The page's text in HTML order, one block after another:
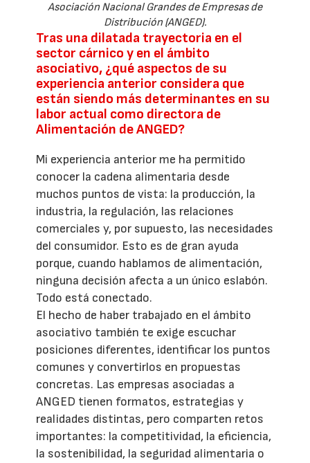
Asociación Nacional Grandes de Empresas de
Distribución (ANGED).
Tras una dilatada trayectoria en el
sector cárnico y en el ámbito
asociativo, ¿qué aspectos de su
experiencia anterior considera que
están siendo más determinantes en su
labor actual como directora de
Alimentación de ANGED?
Mi experiencia anterior me ha permitido
conocer la cadena alimentaria desde
muchos puntos de vista: la producción, la
industria, la regulación, las relaciones
comerciales y, por supuesto, las necesidades
del consumidor. Esto es de gran ayuda
porque, cuando hablamos de alimentación,
ninguna decisión afecta a un único eslabón.
Todo está conectado.
El hecho de haber trabajado en el ámbito
asociativo también te exige escuchar
posiciones diferentes, identificar los puntos
comunes y convertirlos en propuestas
concretas. Las empresas asociadas a
ANGED tienen formatos, estrategias y
realidades distintas, pero comparten retos
importantes: la competitividad, la eficiencia,
la sostenibilidad, la seguridad alimentaria o